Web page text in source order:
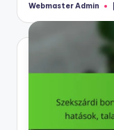
Posted
Webmaster Admin